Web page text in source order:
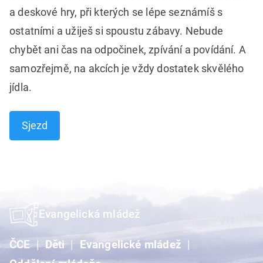
a deskové hry, při kterých se lépe seznámíš s
ostatními a užiješ si spoustu zábavy. Nebude
chybět ani čas na odpočinek, zpívání a povídání. A
samozřejmě, na akcích je vždy dostatek skvělého
jídla.
Sjezd
Evangelická mládež
ČCE Děti
Evangelické mládež